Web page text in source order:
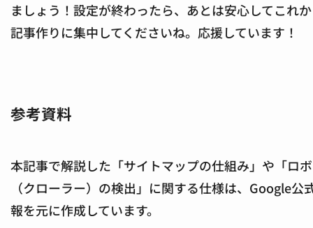
ましょう！設定が終わったら、あとは安心してこれ
記事作りに集中してくださいね。応援しています！
参考資料
本記事で解説した「サイトマップの仕組み」や「ロ
（クローラー）の検出」に関する仕様は、Google公
報を元に作成しています。